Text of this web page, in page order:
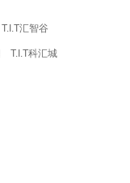
T.I.T汇智谷
T.I.T科汇城